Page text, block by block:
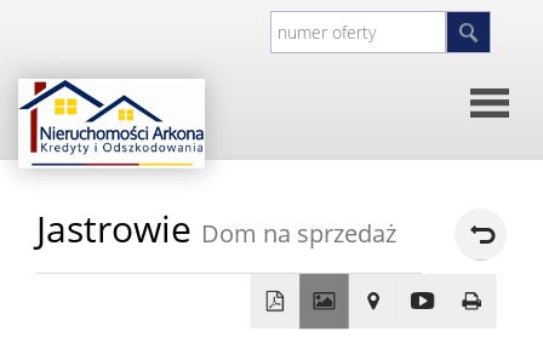
główna
O
Jastrowie Dom na sprzedaż